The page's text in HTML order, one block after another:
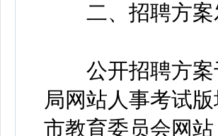
二、招聘方案
公开招聘方案
局网站人事考试
市教育委员会网